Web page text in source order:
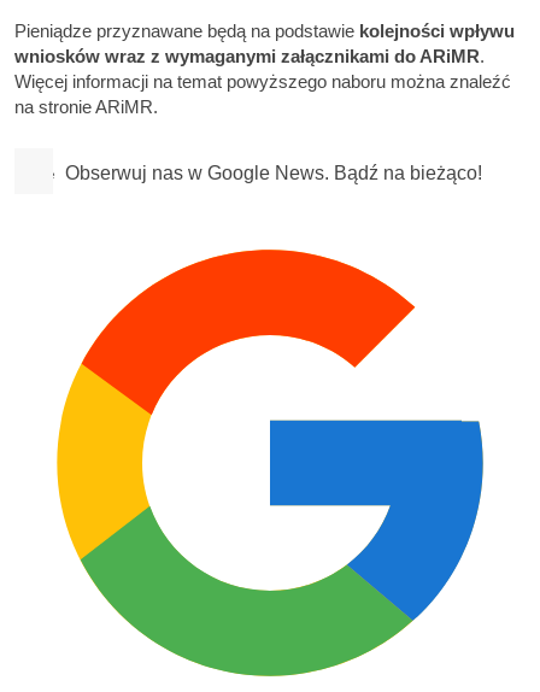
Pieniądze przyznawane będą na podstawie kolejności wpływu
wniosków wraz z wymaganymi załącznikami do ARiMR.
Więcej informacji na temat powyższego naboru można znaleźć
na stronie ARiMR.
Obserwuj nas w Google News. Bądź na bieżąco!